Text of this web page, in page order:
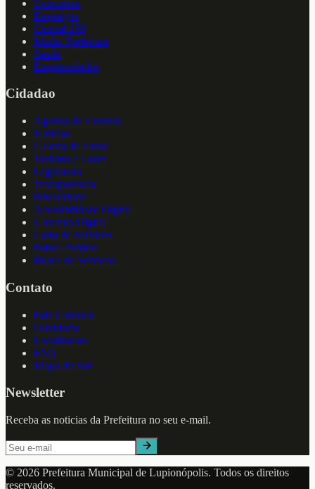
Concursos
Empregos
Central 156
Minha Prefeitura
Saude
Empreendedor
Cidadao
Agenda de Eventos
Noticias
Galeria de Fotos
Turismo e Lazer
Legislacao
Transparencia
Privacidade
Acessibilidade Digital
Governo Digital
Carta de Servicos
Painel Publico
Busca de Servicos
Contato
Fale Conosco
Ouvidoria
Localizacao
FAQ
Mapa do Site
Newsletter
Receba as noticias da Prefeitura no seu e-mail.
© 2026 Prefeitura Municipal de Lupionópolis. Todos os direitos
reservados.